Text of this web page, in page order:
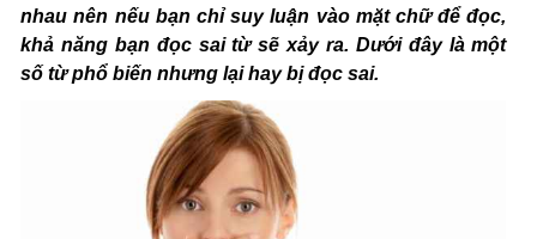
nhau nên nếu bạn chỉ suy luận vào mặt chữ để đọc,
khả năng bạn đọc sai từ sẽ xảy ra. Dưới đây là một
số từ phổ biến nhưng lại hay bị đọc sai.